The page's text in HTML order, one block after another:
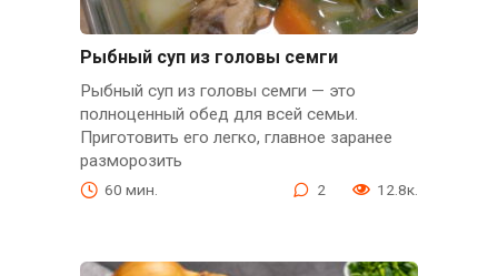
Рыбный суп из головы семги
Рыбный суп из головы семги — это
полноценный обед для всей семьи.
Приготовить его легко, главное заранее
разморозить
60 мин. 2 12.8к.